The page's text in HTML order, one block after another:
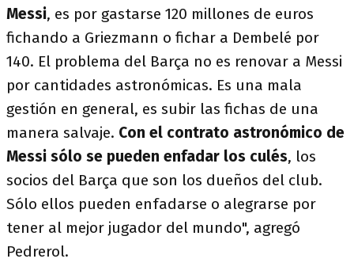
Messi, es por gastarse 120 millones de euros
fichando a Griezmann o fichar a Dembelé por
140. El problema del Barça no es renovar a Messi
por cantidades astronómicas. Es una mala
gestión en general, es subir las fichas de una
manera salvaje. Con el contrato astronómico de
Messi sólo se pueden enfadar los culés, los
socios del Barça que son los dueños del club.
Sólo ellos pueden enfadarse o alegrarse por
tener al mejor jugador del mundo", agregó
Pedrerol.